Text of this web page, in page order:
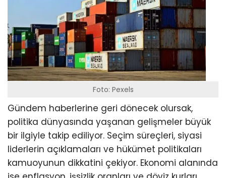
Foto: Pexels
Gündem haberlerine geri dönecek olursak,
politika dünyasında yaşanan gelişmeler büyük
bir ilgiyle takip ediliyor. Seçim süreçleri, siyasi
liderlerin açıklamaları ve hükümet politikaları
kamuoyunun dikkatini çekiyor. Ekonomi alanında